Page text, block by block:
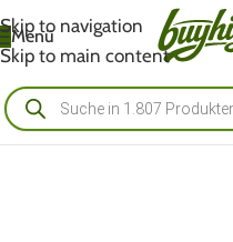
Skip to navigation
Skip to main content
Menü